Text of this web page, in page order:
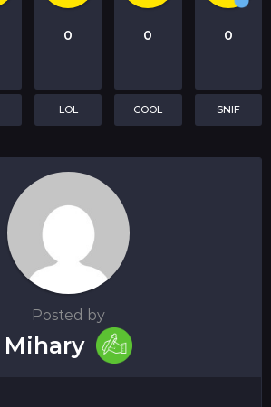
0
LOL
0
COOL
0
SNIF
Posted by
Mihary